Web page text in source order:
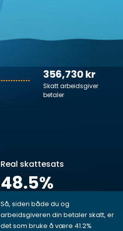
356,730 kr
Skatt arbeidsgiver
betaler
Real skattesats
48.5%
Så, siden både du og
arbeidsgiveren din betaler skatt, er
det som bruke å være 41.2%